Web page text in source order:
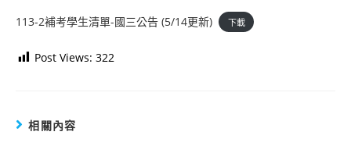
113-2補考學生清單-國三公告 (5/14更新) 下載
Post Views: 322
相關內容